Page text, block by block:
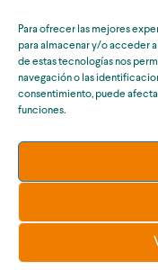
Para ofrecer las mejores
para almacenar y/o acceder
de estas tecnologías nos
navegación o las
consentimiento, puede
funciones.
“En EEO, la pista es